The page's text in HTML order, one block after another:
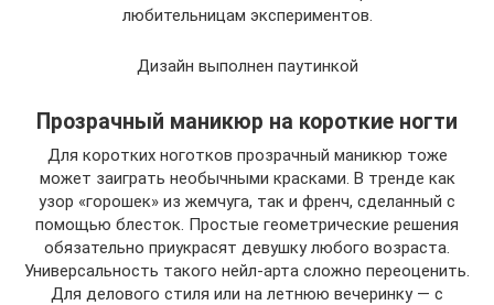
любительницам экспериментов.
Дизайн выполнен паутинкой
Прозрачный маникюр на короткие ногти
Для коротких ноготков прозрачный маникюр тоже
может заиграть необычными красками. В тренде как
узор «горошек» из жемчуга, так и френч, сделанный с
помощью блесток. Простые геометрические решения
обязательно приукрасят девушку любого возраста.
Универсальность такого нейл-арта сложно переоценить.
Для делового стиля или на летнюю вечеринку — с